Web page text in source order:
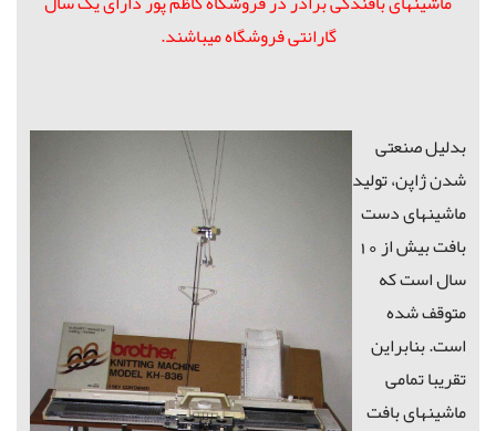
گارانتی فروشگاه میباشند.
بدلیل صنعتی
شدن ژاپن، تولید
ماشینهای دست
بافت بیش از 10
سال است که
متوقف شده
است. بنابراین
تقریبا تمامی
ماشینهای بافت